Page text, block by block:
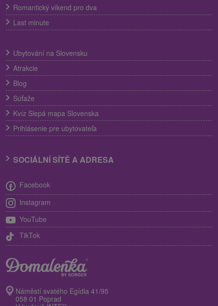
Romantický víkend pro dva
Last minute
Ubytování na Slovensku
Atrakcie
Blog
Súťaže
Kvíz Slepá mapa Slovenska
Prihlásenie pre ubytovateľa
SOCIÁLNÍ SÍTĚ A ADRESA
Facebook
Instagram
YouTube
TikTok
Náměstí svatého Egídia 41/95
058 01 Poprad